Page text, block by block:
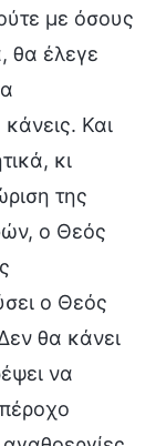
με όσους
θα έλεγε
Και
κι
της
ο Θεός
ο Θεός
θα κάνει
να